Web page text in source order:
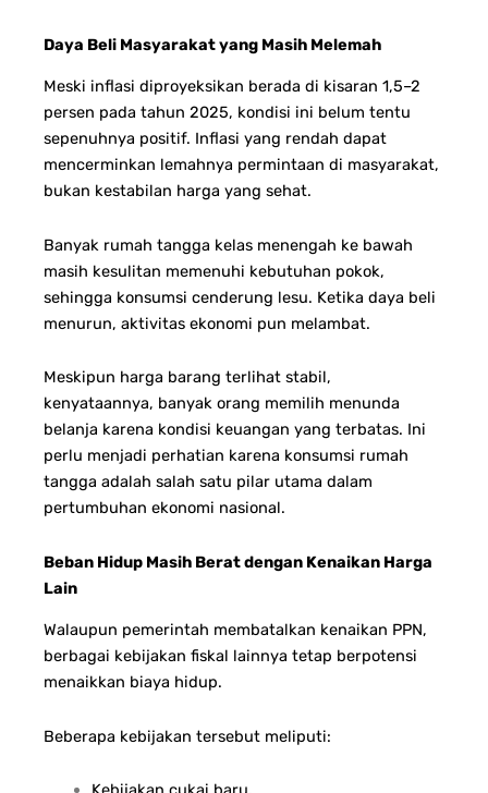
Daya Beli Masyarakat yang Masih Melemah
Meski inflasi diproyeksikan berada di kisaran 1,5–2
persen pada tahun 2025, kondisi ini belum tentu
sepenuhnya positif. Inflasi yang rendah dapat
mencerminkan lemahnya permintaan di masyarakat,
bukan kestabilan harga yang sehat.
Banyak rumah tangga kelas menengah ke bawah
masih kesulitan memenuhi kebutuhan pokok,
sehingga konsumsi cenderung lesu. Ketika daya beli
menurun, aktivitas ekonomi pun melambat.
Meskipun harga barang terlihat stabil,
kenyataannya, banyak orang memilih menunda
belanja karena kondisi keuangan yang terbatas. Ini
perlu menjadi perhatian karena konsumsi rumah
tangga adalah salah satu pilar utama dalam
pertumbuhan ekonomi nasional.
Beban Hidup Masih Berat dengan Kenaikan Harga
Lain
Walaupun pemerintah membatalkan kenaikan PPN,
berbagai kebijakan fiskal lainnya tetap berpotensi
menaikkan biaya hidup.
Beberapa kebijakan tersebut meliputi: